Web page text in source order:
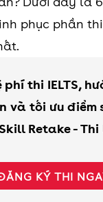
phục phần
phí thi IELTS,
và tối ưu điểm
Skill Retake -
KÝ THI